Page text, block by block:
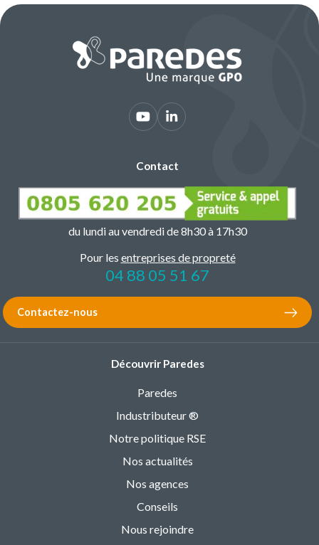
Contact
du lundi au vendredi de 8h30 à 17h30
Pour les entreprises de propreté
04 88 05 51 67
Contactez-nous
Découvrir Paredes
Paredes
Industributeur ®
Notre politique RSE
Nos actualités
Nos agences
Conseils
Nous rejoindre